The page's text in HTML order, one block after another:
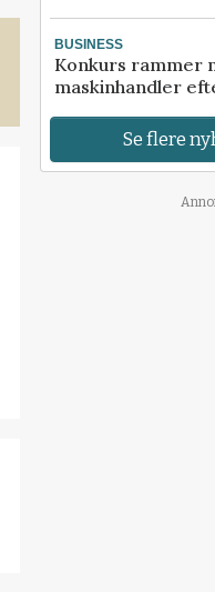
BUSINESS
Konkurs rammer
maskinhandler
Se flere